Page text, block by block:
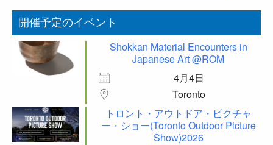
開催予定のイベント
Shokkan Material Encounters in
Japanese Art @ROM
4月4日
Toronto
トロント・アウトドア・ピクチャ
ー・ショー(Toronto Outdoor Picture
Show)2026